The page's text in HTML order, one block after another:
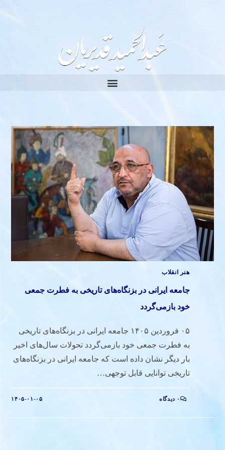
هنر انقلاب
جامعه ایرانی در بزنگاه‌های تاریخی به فطرت جمعی
خود بازمی‌گردد
۰۵ فروردين ۱۴۰۵ جامعه ایرانی در بزنگاه‌های تاریخی
به فطرت جمعی خود بازمی‌گردد تحولات سال‌های اخیر
بار دیگر نشان داده است که جامعه ایرانی در بزنگاه‌های
تاریخی توانایی قابل توجهی…
۰ دیدگاه ۱۴۰۵-۰۱-۰۵